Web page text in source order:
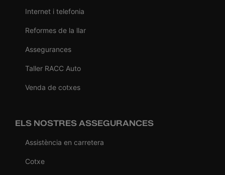
Internet i telefonia
Reformes de la llar
Assegurances
Taller RACC Auto
Venda de cotxes
ELS NOSTRES ASSEGURANCES
Assistència en carretera
Cotxe